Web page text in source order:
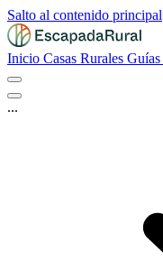
Salto al contenido principal
Inicio Casas Rurales Guías
...